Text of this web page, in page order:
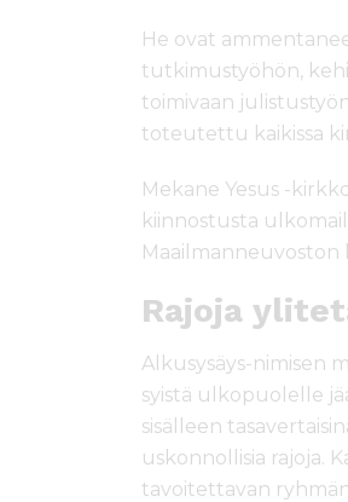
He ovat
tutkimustyöhön,
toimivaan
toteutettu kaikissa
Mekane Yesus -
kiinnostusta
Maailmanneuvoston
Rajoja
Alkusysäys-nimisen
syistä ulkopuolelle
sisälleen
uskonnollisia rajoja.
tavoitettavan